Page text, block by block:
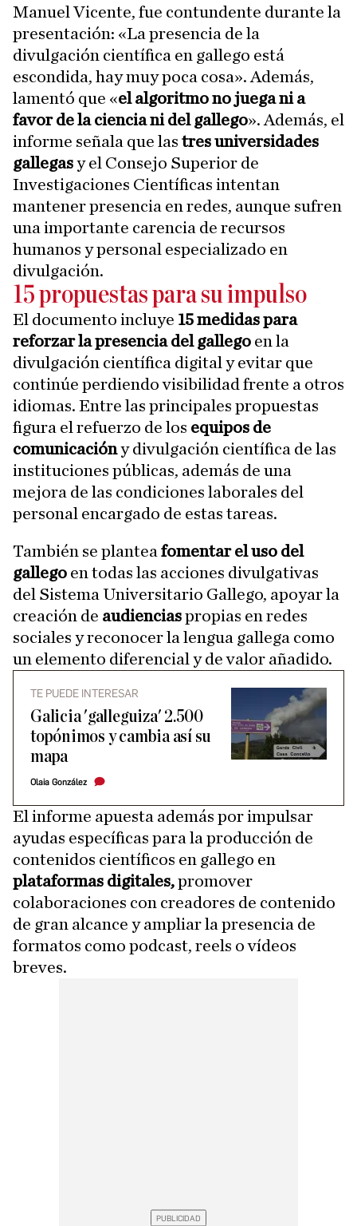
Manuel Vicente, fue contundente durante la
presentación: «La presencia de la
divulgación científica en gallego está
escondida, hay muy poca cosa». Además,
lamentó que «el algoritmo no juega ni a
favor de la ciencia ni del gallego». Además, el
informe señala que las tres universidades
gallegasy el Consejo Superior de
Investigaciones Científicas intentan
mantener presencia en redes, aunque sufren
una importante carencia de recursos
humanos y personal especializado en
divulgación.
15 propuestas para su impulso
El documento incluye 15 medidas para
reforzar la presencia del gallego en la
divulgación científica digital y evitar que
continúe perdiendo visibilidad frente a otros
idiomas. Entre las principales propuestas
figura el refuerzo de los equipos de
comunicacióny divulgación científica de las
instituciones públicas, además de una
mejora de las condiciones laborales del
personal encargado de estas tareas.
También se plantea fomentar el uso del
gallego en todas las acciones divulgativas
del Sistema Universitario Gallego, apoyar la
creación de audienciaspropias en redes
sociales y reconocer la lengua gallega como
un elemento diferencial y de valor añadido.
TE PUEDE INTERESAR
Galicia 'galleguiza' 2.500
topónimos y cambia así su
mapa
Olaia González
El informe apuesta además por impulsar
ayudas específicas para la producción de
contenidos científicos en gallego en
plataformas digitales,promover
colaboraciones con creadores de contenido
de gran alcance y ampliar la presencia de
formatos como podcast, reels o vídeos
breves.